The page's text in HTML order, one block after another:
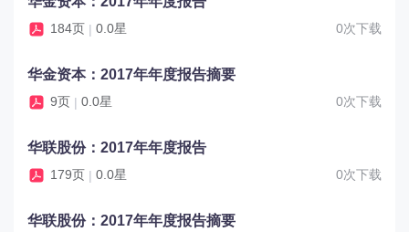
184页 | 0.0星 0次下载
华金资本：2017年年度报告摘要
9页 | 0.0星 0次下载
华联股份：2017年年度报告
179页 | 0.0星 0次下载
华联股份：2017年年度报告摘要